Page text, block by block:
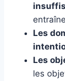
Les
Les
les